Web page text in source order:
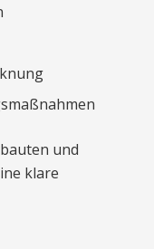
und
klare